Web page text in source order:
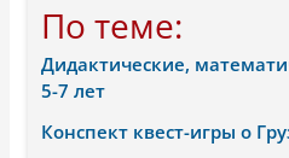
По теме:
Дидактические,
5-7 лет
Конспект квест-игры о